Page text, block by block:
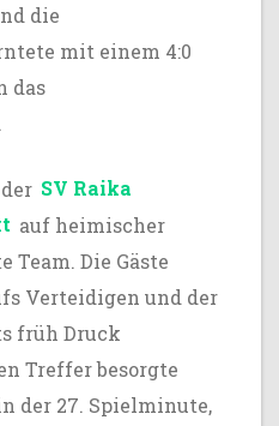
die
mit einem 4:0
das
SV Raika
auf heimischer
Team. Die Gäste
Verteidigen und der
früh Druck
Treffer besorgte
der 27. Spielminute,